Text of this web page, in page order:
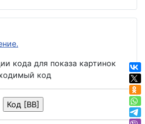
кода для показа картинок
код